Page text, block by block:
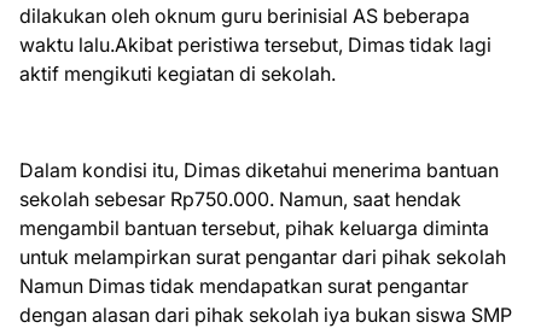
dilakukan oleh oknum guru berinisial AS beberapa
waktu lalu.Akibat peristiwa tersebut, Dimas tidak lagi
aktif mengikuti kegiatan di sekolah.
Dalam kondisi itu, Dimas diketahui menerima bantuan
sekolah sebesar Rp750.000. Namun, saat hendak
mengambil bantuan tersebut, pihak keluarga diminta
untuk melampirkan surat pengantar dari pihak sekolah
Namun Dimas tidak mendapatkan surat pengantar
dengan alasan dari pihak sekolah iya bukan siswa SMP